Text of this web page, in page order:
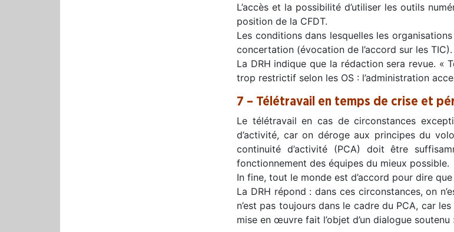
L’accès et la possibilité d’utiliser les outils
position de la CFDT.
Les conditions dans lesquelles les
concertation (évocation de l’accord sur les TIC).
La DRH indique que la rédaction sera revue. «
trop restrictif selon les OS : l’administration
7 – Télétravail en temps de crise et
Le télétravail en cas de circonstances
d’activité, car on déroge aux principes du
continuité d’activité (PCA) doit être
fonctionnement des équipes du mieux possible.
In fine, tout le monde est d’accord pour dire que
La DRH répond : dans ces circonstances, on
n’est pas toujours dans le cadre du PCA, car
mise en œuvre fait l’objet d’un dialogue soutenu